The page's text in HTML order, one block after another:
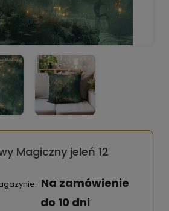
Magiczny jeleń 12
Na zamówienie
do 10 dni